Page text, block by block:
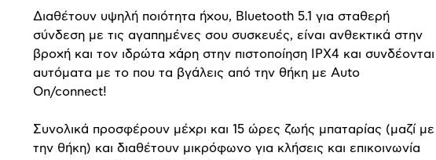
Διαθέτουν υψηλή ποιότητα ήχου, Bluetooth 5.1 για σταθερή
σύνδεση με τις αγαπημένες σου συσκευές, είναι ανθεκτικά στην
βροχή και τον ιδρώτα χάρη στην πιστοποίηση IPX4 και συνδέονται
αυτόματα με το που τα βγάλεις από την θήκη με Auto
On/connect!
Συνολικά προσφέρουν μέχρι και 15 ώρες ζωής μπαταρίας (μαζί με
την θήκη) και διαθέτουν μικρόφωνο για κλήσεις και επικοινωνία